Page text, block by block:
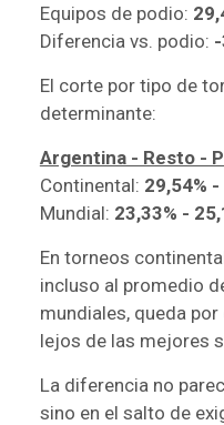
Equipos de podio:
Diferencia vs. podio:
El corte por tipo de
determinante:
Argentina - Resto -
Continental: 29,54%
Mundial: 23,33% -
En torneos
incluso al promedio
mundiales, queda
lejos de las mejores
La diferencia no
sino en el salto de